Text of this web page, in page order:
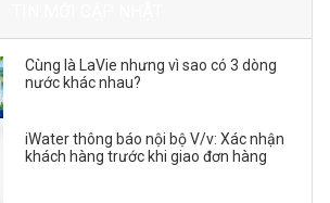
Cùng là LaVie nhưng vì sao có 3 dòng
nước khác nhau?
iWater thông báo nội bộ V/v: Xác nhận
khách hàng trước khi giao đơn hàng